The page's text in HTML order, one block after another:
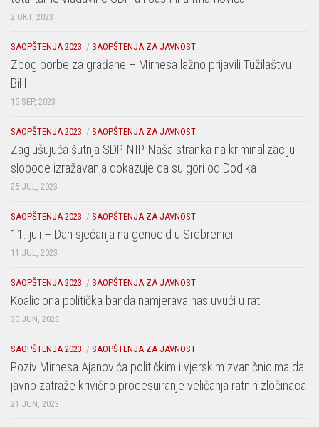
2 OKT, 2023
SAOPŠTENJA 2023. / SAOPŠTENJA ZA JAVNOST
Zbog borbe za građane – Mirnesa lažno prijavili Tužilaštvu
BiH
15 SEP, 2023
SAOPŠTENJA 2023. / SAOPŠTENJA ZA JAVNOST
Zaglušujuća šutnja SDP-NIP-Naša stranka na kriminalizaciju
slobode izražavanja dokazuje da su gori od Dodika
25 JUL, 2023
SAOPŠTENJA 2023. / SAOPŠTENJA ZA JAVNOST
11. juli – Dan sjećanja na genocid u Srebrenici
11 JUL, 2023
SAOPŠTENJA 2023. / SAOPŠTENJA ZA JAVNOST
Koaliciona politička banda namjerava nas uvući u rat
30 JUN, 2023
SAOPŠTENJA 2023. / SAOPŠTENJA ZA JAVNOST
Poziv Mirnesa Ajanovića političkim i vjerskim zvaničnicima da
javno zatraže krivično procesuiranje veličanja ratnih zločinaca
21 JUN, 2023